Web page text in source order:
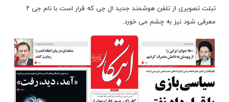
تبلت تصویری از تلفن هوشمند
جدید ال جی که قرار است با نام جی ۲
معرفی شود نیز به چشم می خورد.